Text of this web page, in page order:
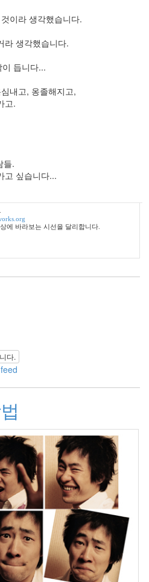
이라 생각했습니다.
라 생각했습니다.
듭니다...
내고, 옹졸해지고,
고.
들.
고 싶습니다...
에 바라보는 시선을 달리합니다.
다.